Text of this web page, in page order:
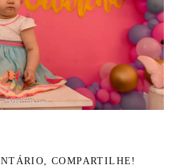
COMPARTILHE!